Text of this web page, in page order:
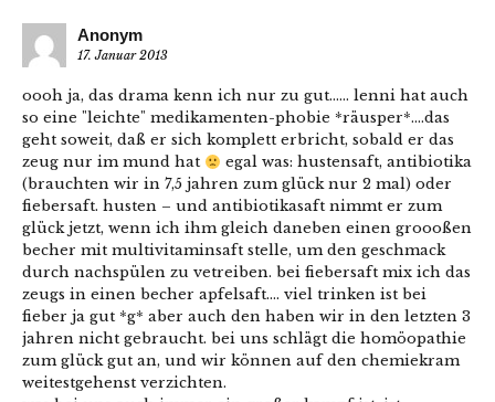
Anonym
17. Januar 2013
oooh ja, das drama kenn ich nur zu gut…… lenni hat auch
so eine "leichte" medikamenten-phobie *räusper*….das
geht soweit, daß er sich komplett erbricht, sobald er das
zeug nur im mund hat
egal was: hustensaft, antibiotika
(brauchten wir in 7,5 jahren zum glück nur 2 mal) oder
fiebersaft. husten – und antibiotikasaft nimmt er zum
glück jetzt, wenn ich ihm gleich daneben einen groooßen
becher mit multivitaminsaft stelle, um den geschmack
durch nachspülen zu vetreiben. bei fiebersaft mix ich das
zeugs in einen becher apfelsaft…. viel trinken ist bei
fieber ja gut *g* aber auch den haben wir in den letzten 3
jahren nicht gebraucht. bei uns schlägt die homöopathie
zum glück gut an, und wir können auf den chemiekram
weitestgehenst verzichten.